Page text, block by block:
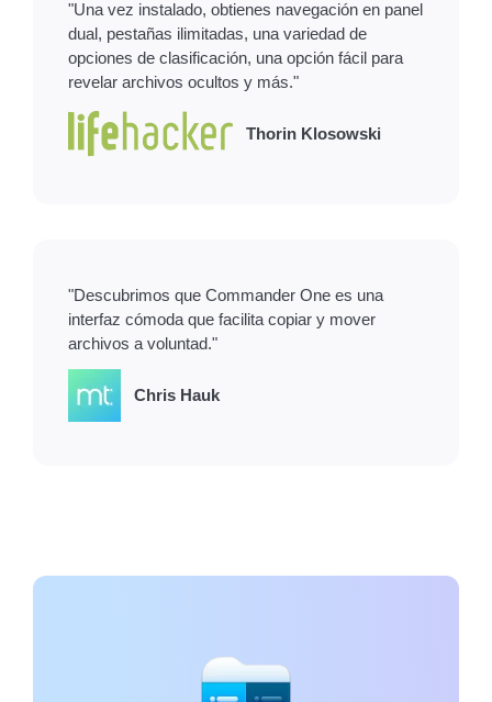
"Una vez instalado, obtienes navegación en panel
dual, pestañas ilimitadas, una variedad de
opciones de clasificación, una opción fácil para
revelar archivos ocultos y más."
Thorin Klosowski
"Descubrimos que Commander One es una
interfaz cómoda que facilita copiar y mover
archivos a voluntad."
Chris Hauk